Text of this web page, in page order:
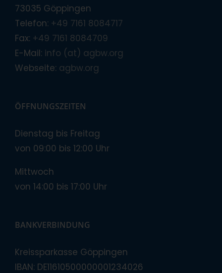
73035 Göppingen
Telefon: +49 7161 8084717
Fax: +49 7161 8084709
E-Mail: info (at) agbw.org
Webseite: agbw.org
ÖFFNUNGSZEITEN
Dienstag bis Freitag
von 09:00 bis 12:00 Uhr
Mittwoch
von 14:00 bis 17:00 Uhr
BANKVERBINDUNG
Kreissparkasse Göppingen
IBAN: DE11610500000001234026